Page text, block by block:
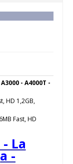
- A4000T -
HD 1,2GB,
Fast, HD
La
-